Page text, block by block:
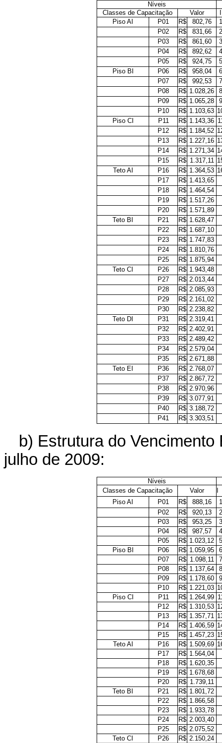
Níveis
Classes de Capacitação
Valor
Piso AI
P01 R$ 802,76
1
P02
R$ 831,66
2
P03
R$ 861,60
3
P04
R$ 892,62
4
P05
R$ 924,75
5
Piso BI
P06 R$ 958,04
6
P07
R$ 992,53
7
P08
R$ 1.028,26
8
P09
R$ 1.065,28
9
P10
R$ 1.103,63
Piso CI
P11 R$ 1.143,36
P12
R$ 1.184,52
P13
R$ 1.227,16
P14
R$ 1.271,34
P15
R$ 1.317,11
Teto AI
P16 R$ 1.364,53
P17
R$ 1.413,65
P18
R$ 1.464,54
P19
R$ 1.517,26
P20
R$ 1.571,89
Teto BI
P21 R$ 1.628,47
P22
R$ 1.687,10
P23
R$ 1.747,83
P24
R$ 1.810,76
P25
R$ 1.875,94
Teto CI
P26 R$ 1.943,48
P27
R$ 2.013,44
P28
R$ 2.085,93
P29
R$ 2.161,02
P30
R$ 2.238,82
Teto DI
P31 R$ 2.319,41
P32
R$ 2.402,91
P33
R$ 2.489,42
P34
R$ 2.579,04
P35
R$ 2.671,88
Teto EI
P36 R$ 2.768,07
P37
R$ 2.867,72
P38
R$ 2.970,96
P39
R$ 3.077,91
P40
R$ 3.188,72
P41
R$ 3.303,51
b) Estrutura do
julho de 2009:
Níveis
Classes de Capacitação
Valor
Piso AI
P01 R$ 888,16
1
P02
R$ 920,13
2
P03
R$ 953,25
3
P04
R$ 987,57
4
P05
R$ 1.023,12
5
Piso BI
P06 R$ 1.059,95
6
P07
R$ 1.098,11
7
P08
R$ 1.137,64
8
P09
R$ 1.178,60
9
P10
R$ 1.221,03
Piso CI
P11 R$ 1.264,99
P12
R$ 1.310,53
P13
R$ 1.357,71
P14
R$ 1.406,59
P15
R$ 1.457,23
Teto AI
P16 R$ 1.509,69
P17
R$ 1.564,04
P18
R$ 1.620,35
P19
R$ 1.678,68
P20
R$ 1.739,11
Teto BI
P21 R$ 1.801,72
P22
R$ 1.866,58
P23
R$ 1.933,78
P24
R$ 2.003,40
P25
R$ 2.075,52
Teto CI
P26 R$ 2.150,24